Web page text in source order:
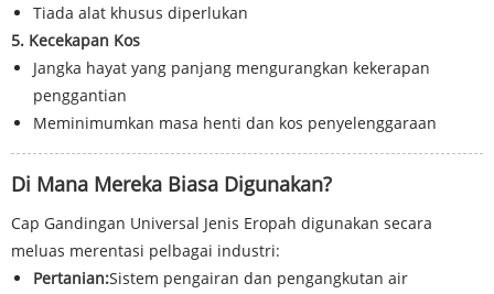
Tiada alat khusus diperlukan
5. Kecekapan Kos
Jangka hayat yang panjang mengurangkan kekerapan
penggantian
Meminimumkan masa henti dan kos penyelenggaraan
Di Mana Mereka Biasa Digunakan?
Cap Gandingan Universal Jenis Eropah digunakan secara
meluas merentasi pelbagai industri:
Pertanian:Sistem pengairan dan pengangkutan air